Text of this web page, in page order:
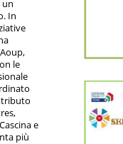
un
In
le
e
più